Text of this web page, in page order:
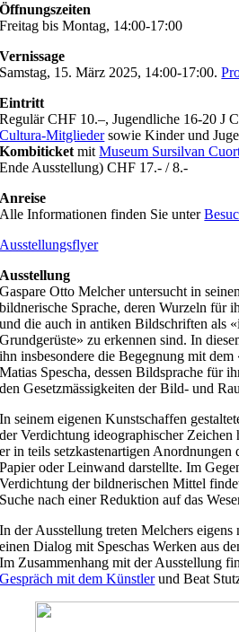
Öffnungszeiten
Freitag bis Montag, 14:00-17:00
Vernissage
Samstag, 15. März 2025, 14:00-17:00.
Eintritt
Regulär CHF 10.–, Jugendliche 16-20 J
Cultura-Mitgliedersowie Kinder und
Kombiticket mitMuseum Sursilvan
Ende Ausstellung) CHF 17.- / 8.-
Anreise
Alle Informationen finden Sie unter
Ausstellungsflyer
Ausstellung
Gaspare Otto Melcher untersucht in
bildnerische Sprache, deren Wurzeln für
und die auch in antiken Bildschriften als
Grundgerüste» zu erkennen sind. In
ihn insbesondere die Begegnung mit dem
Matias Spescha, dessen Bildsprache für
den Gesetzmässigkeiten der Bild- und
In seinem eigenen Kunstschaffen
der Verdichtung ideographischer
er in teils setzkastenartigen
Papier oder Leinwand darstellte. Im
Verdichtung der bildnerischen Mittel
Suche nach einer Reduktion auf das
In der Ausstellung treten Melchers eigens
einen Dialog mit Speschas Werken aus
Im Zusammenhang mit der Ausstellung
Gespräch mit dem Künstlerund Beat